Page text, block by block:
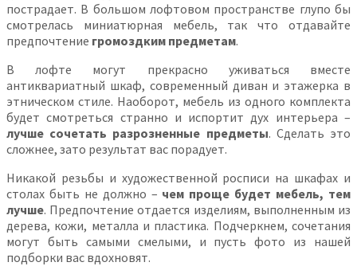
пострадает. В большом лофтовом пространстве глупо бы
смотрелась миниатюрная мебель, так что отдавайте
предпочтение громоздким предметам.
В лофте могут прекрасно уживаться вместе
антиквариатный шкаф, современный диван и этажерка в
этническом стиле. Наоборот, мебель из одного комплекта
будет смотреться странно и испортит дух интерьера –
лучше сочетать разрозненные предметы. Сделать это
сложнее, зато результат вас порадует.
Никакой резьбы и художественной росписи на шкафах и
столах быть не должно – чем проще будет мебель, тем
лучше. Предпочтение отдается изделиям, выполненным из
дерева, кожи, металла и пластика. Подчеркнем, сочетания
могут быть самыми смелыми, и пусть фото из нашей
подборки вас вдохновят.